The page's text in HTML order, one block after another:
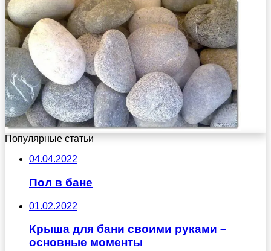
Популярные статьи
04.04.2022
Пол в бане
01.02.2022
Крыша для бани своими руками –
основные моменты